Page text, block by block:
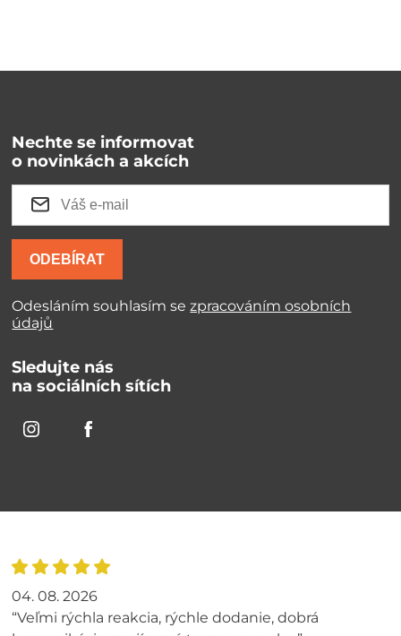
Nechte se informovat
o novinkách a akcích
ODEBÍRAT
Odesláním souhlasím sezpracováním osobních
údajů
Sledujte nás
na sociálních sítích
04. 08. 2026
“Veľmi rýchla reakcia, rýchle dodanie, dobrá